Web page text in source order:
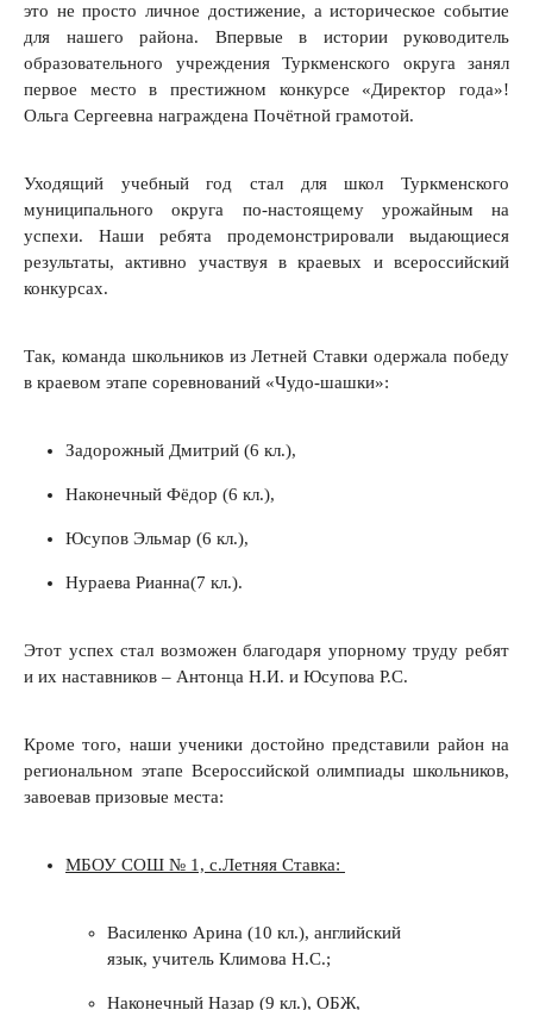
это не просто личное достижение, а историческое событие
для нашего района. Впервые в истории руководитель
образовательного учреждения Туркменского округа занял
первое место в престижном конкурсе «Директор года»!
Ольга Сергеевна награждена Почётной грамотой.
Уходящий учебный год стал для школ Туркменского
муниципального округа по-настоящему урожайным на
успехи. Наши ребята продемонстрировали выдающиеся
результаты, активно участвуя в краевых и всероссийский
конкурсах.
Так, команда школьников из Летней Ставки одержала победу
в краевом этапе соревнований «Чудо-шашки»:
Задорожный Дмитрий (6 кл.),
Наконечный Фёдор (6 кл.),
Юсупов Эльмар (6 кл.),
Нураева Рианна(7 кл.).
Этот успех стал возможен благодаря упорному труду ребят
и их наставников – Антонца Н.И. и Юсупова Р.С.
Кроме того, наши ученики достойно представили район на
региональном этапе Всероссийской олимпиады школьников,
завоевав призовые места:
МБОУ СОШ № 1, с.Летняя Ставка:
Василенко Арина (10 кл.), английский
язык, учитель Климова Н.С.;
Наконечный Назар (9 кл.), ОБЖ,